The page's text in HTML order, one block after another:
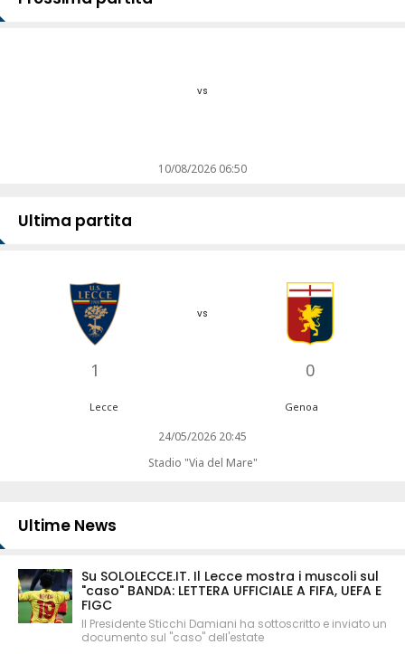
vs
10/08/2026 06:50
Ultima partita
1
vs
0
Lecce Genoa
24/05/2026 20:45
Stadio "Via del Mare"
Ultime News
Su SOLOLECCE.IT. Il Lecce mostra i muscoli sul
"caso" BANDA: LETTERA UFFICIALE A FIFA, UEFA E
FIGC
Il Presidente Sticchi Damiani ha sottoscritto e inviato un
documento sul "caso" dell'estate